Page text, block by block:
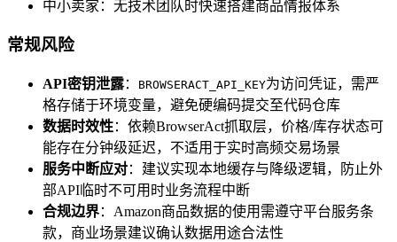
中小卖家：无技术团队时快速搭建商品情报体系
常规风险
API密钥泄露： BROWSERACT_API_KEY为访问凭证，需严
格存储于环境变量，避免硬编码提交至代码仓库
数据时效性：依赖BrowserAct抓取层，价格/库存状态可
能存在分钟级延迟，不适用于实时高频交易场景
服务中断应对：建议实现本地缓存与降级逻辑，防止外
部API临时不可用时业务流程中断
合规边界：Amazon商品数据的使用需遵守平台服务条
款，商业场景建议确认数据用途合法性